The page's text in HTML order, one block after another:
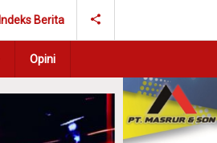
Indeks Berita
Opini